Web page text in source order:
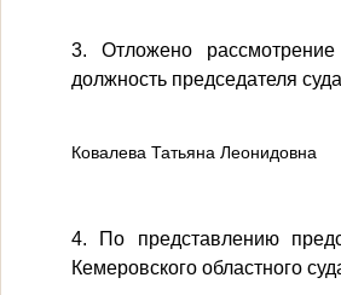
3. Отложено
должность председателя
Ковалева Татьяна Леонидовна
4. По представлению
Кемеровского областного